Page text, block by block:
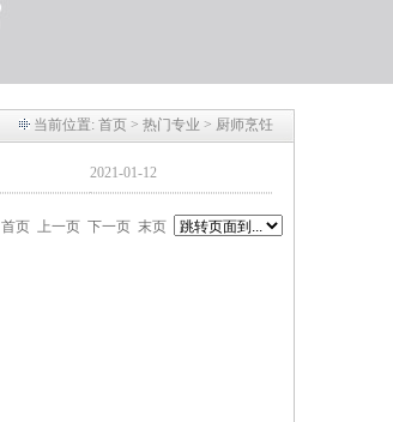
当前位置: 首页 > 热门专业 > 厨师烹饪
2021-01-12
首页 上一页 下一页 末页